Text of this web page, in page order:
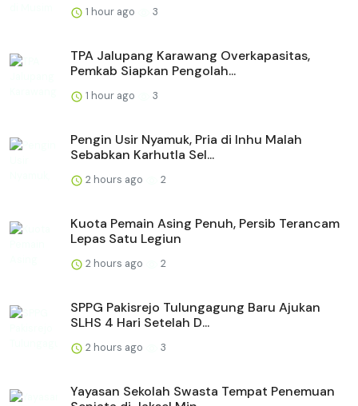
1 hour ago 3
TPA Jalupang Karawang Overkapasitas,
Pemkab Siapkan Pengolah...
1 hour ago 3
Pengin Usir Nyamuk, Pria di Inhu Malah
Sebabkan Karhutla Sel...
2 hours ago 2
Kuota Pemain Asing Penuh, Persib Terancam
Lepas Satu Legiun
2 hours ago 2
SPPG Pakisrejo Tulungagung Baru Ajukan
SLHS 4 Hari Setelah D...
2 hours ago 3
Yayasan Sekolah Swasta Tempat Penemuan